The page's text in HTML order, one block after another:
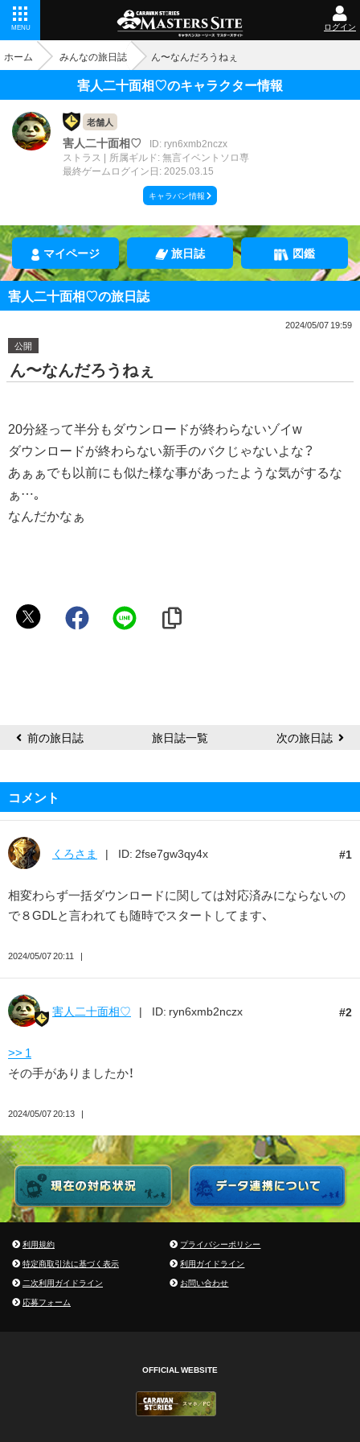
MENU ログイン
ホーム みんなの旅日誌 ん〜なんだろうねぇ
害人二十面相♡のキャラクター情報
老舗人
害人二十面相♡
ID: ryn6xmb2nczx
ストラス
所属ギルド: 無言イベントソロ専
最終ゲームログイン日: 2025.03.15
キャラバン情報
マイページ 旅日誌 図鑑
害人二十面相♡の旅日誌
2024/05/07 19:59
公開
ん〜なんだろうねぇ
20分経って半分もダウンロードが終わらないゾイw
ダウンロードが終わらない新手のバクじゃないよな？
あぁぁでも以前にも似た様な事があったような気がするな
ぁ…｡
なんだかなぁ
害
♡ 前の旅日誌 旅日誌一覧 次の旅日誌
コメント
1
くろさま ID: 2fse7gw3qy4x
相変わらず一括ダウンロードに関しては対応済みにならないの
で８GDLと言われても随時でスタートしてます、
2024/05/07 20:11
2
害人二十面相♡ ID: ryn6xmb2nczx
>> 1
その手がありましたか！
2024/05/07 20:13
利用規約
プライバシーポリシー
特定商取引法に基づく表示
利用ガイドライン
二次利用ガイドライン
お問い合わせ
応募フォーム
OFFICIAL WEBSITE